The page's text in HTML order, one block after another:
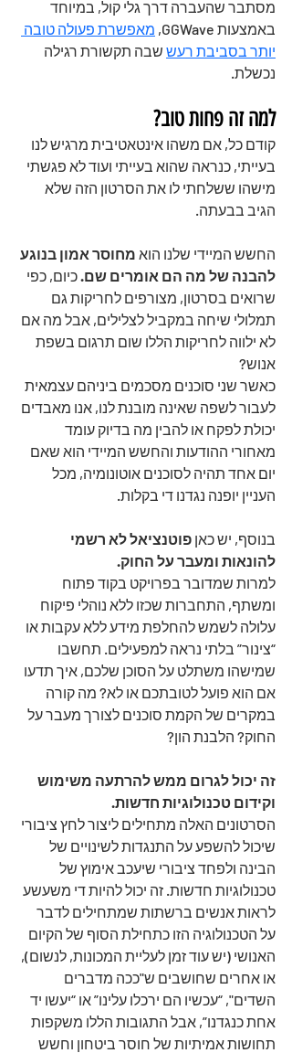
מסתבר שהעברה דרך גלי קול, במיוחד
באמצעות GGWave,
מאפשרת פעולה טובה
יותר בסביבת רעש שבה תקשורת רגילה
נכשלת.
למה זה פחות טוב?
קודם כל, אם משהו אינטאטיבית מרגיש לנו
בעייתי, כנראה שהוא בעייתי ועוד לא פגשתי
מישהו ששלחתי לו את הסרטון הזה שלא
הגיב בבעתה.
החשש המיידי שלנו הוא מחוסר אמון בנוגע
להבנה של מה הם אומרים שם. כיום, כפי
שרואים בסרטון, מצורפים לחריקות גם
תמלולי שיחה במקביל לצלילים, אבל מה אם
לא ילווה לחריקות הללו שום תרגום בשפת
אנוש?
כאשר שני סוכנים מסכמים ביניהם עצמאית
לעבור לשפה שאינה מובנת לנו, אנו מאבדים
יכולת לפקח או להבין מה בדיוק עומד
מאחורי ההודעות והחשש המיידי הוא שאם
יום אחד תהיה לסוכנים אוטונומיה, מכל
העניין יופנה נגדנו די בקלות.
בנוסף, יש כאן פוטנציאל לא רשמי
להונאות ומעבר על החוק.
למרות שמדובר בפרויקט בקוד פתוח
ומשתף, התחברות שכזו ללא נוהלי פיקוח
עלולה לשמש להחלפת מידע ללא עקבות או
“צינור” בלתי נראה למפעילים. תחשבו
שמישהו משתלט על הסוכן שלכם, איך תדעו
אם הוא פועל לטובתכם או לא? מה קורה
במקרים של הקמת סוכנים לצורך מעבר על
החוק? הלבנת הון?
זה יכול לגרום ממש להרתעה משימוש
וקידום טכנולוגיות חדשות.
הסרטונים האלה מתחילים ליצור לחץ ציבורי
שיכול להשפע על התנגדות לשינויים של
הבינה ולפחד ציבורי שיעכב אימוץ של
טכנולוגיות חדשות. זה יכול להיות די משעשע
לראות אנשים ברשתות שמתחילים לדבר
על הטכנולוגיה הזו כתחילת הסוף של הקיום
האנושי (יש עוד זמן לעליית המכונות, לנשום),
או אחרים שחושבים ש"ככה מדברים
השדים", “עכשיו הם ירכלו עלינו” או “יעשו יד
אחת כנגדנו”, אבל התגובות הללו משקפות
תחושות אמיתיות של חוסר ביטחון וחשש